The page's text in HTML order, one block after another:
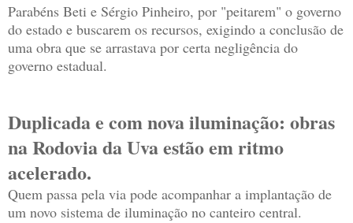
Parabéns Beti e Sérgio Pinheiro, por "peitarem" o governo
do estado e buscarem os recursos, exigindo a conclusão de
uma obra que se arrastava por certa negligência do
governo estadual.
Duplicada e com nova iluminação: obras
na Rodovia da Uva estão em ritmo
acelerado.
Quem passa pela via pode acompanhar a implantação de
um novo sistema de iluminação no canteiro central.